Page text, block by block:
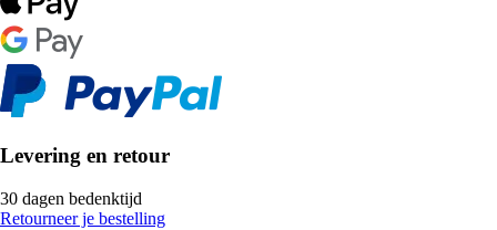
Levering en retour
30 dagen bedenktijd
Retourneer je bestelling